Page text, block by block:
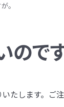
。
です
たします。ご